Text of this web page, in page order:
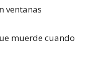
ventanas
muerde cuando